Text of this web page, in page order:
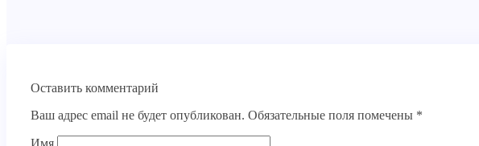
Оставить комментарий
Ваш адрес email не будет опубликован. Обязательные поля помечены *